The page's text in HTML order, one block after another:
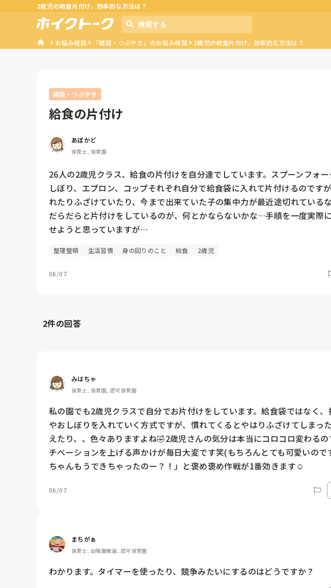
2歳児の給食片付け、効率的な方法は？
お悩み相談 「雑談・つぶやき」のお悩み相談 2歳児の給食片付け、効率的な方法は？
雑談・つぶやき
給食の片付け
あぼかど
保育士, 保育園
26人の2歳児クラス、給食の片付けを自分達でしています。スプーンフォ
しぼり、エプロン、コップそれぞれ自分で給食袋に入れて片付けるのです
れたりふざけていたり、今まで出来ていた子の集中力が最近途切れている
だらだらと片付けをしているのが、何とかならないかな…手順を一度実際
せようと思っていますが…
整理整頓 生活習慣 身の回りのこと 給食 2歳児
06/07
2件の回答
みはちゃ
保育士, 保育園, 認可保育園
私の園でも2歳児クラスで自分でお片付けをしています。給食袋ではなく
やおしぼりを入れていく方式ですが、慣れてくるとやはりふざけてしまっ
えたり、、色々ありますよね🤣2歳児さんの気分は本当にコロコロ変わる
チベーションを上げる声かけが毎日大変です笑(もちろんとても可愛いの
ちゃんもうできちゃったのー？！」と褒め褒め作戦が1番効きます☺️
06/07
まちがぁ
保育士, 幼稚園教諭, 認可保育園
わかります。タイマーを使ったり、競争みたいにするのはどうですか？